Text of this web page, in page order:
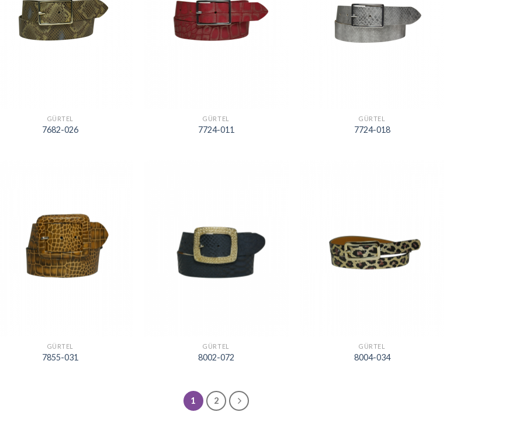
GÜRTEL
7682-026
GÜRTEL
7724-011
GÜRTEL
7724-018
GÜRTEL
7855-031
GÜRTEL
8002-072
GÜRTEL
8004-034
1 2